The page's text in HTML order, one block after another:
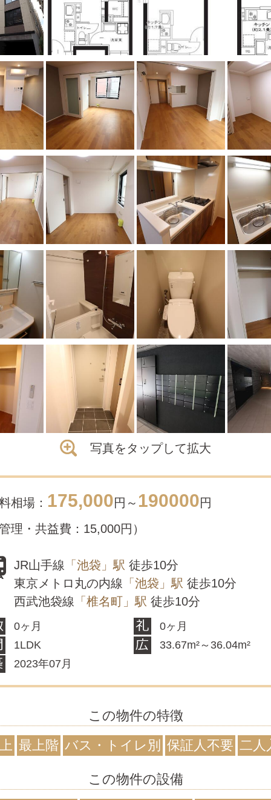
写真をタップして拡大
相場： 175,000円～ 190000円
理・共益費：15,000円）
JR山手線 「池袋」駅 徒歩10分
東京メトロ丸の内線 「池袋」駅 徒歩10分
西武池袋線 「椎名町」駅 徒歩10分
0ヶ月
0ヶ月
1LDK
33.67m²～36.04m²
2023年07月
この物件の特徴
最上階 バス・トイレ別 保証人不要 二人
この物件の設備